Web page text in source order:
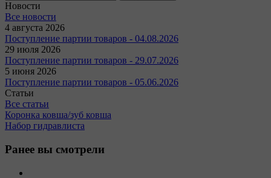
Новости
Все новости
4 августа 2026
Поступление партии товаров - 04.08.2026
29 июля 2026
Поступление партии товаров - 29.07.2026
5 июня 2026
Поступление партии товаров - 05.06.2026
Статьи
Все статьи
Коронка ковша/зуб ковша
Набор гидравлиста
Ранее вы смотрели